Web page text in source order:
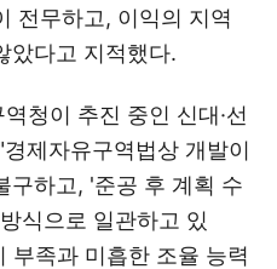
전무하고, 이익의 지역
았다고 지적했다.
청이 추진 중인 신대·선
제자유구역법상 개발이
구하고, '준공 후 계획 수
식으로 일관하고 있
부족과 미흡한 조율 능력